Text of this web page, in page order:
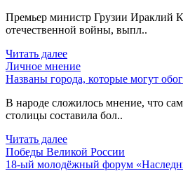
Премьер министр Грузии Ираклий
отечественной войны, выпл..
Читать далее
Личное мнение
Названы города, которые могут
В народе сложилось мнение, что
столицы составила бол..
Читать далее
Победы Великой России
18-ый молодёжный форум